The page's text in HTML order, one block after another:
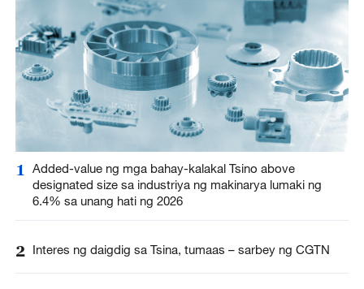
1
Added-value ng mga bahay-kalakal Tsino above
designated size sa industriya ng makinarya lumaki ng
6.4% sa unang hati ng 2026
2 Interes ng daigdig sa Tsina, tumaas – sarbey ng CGTN